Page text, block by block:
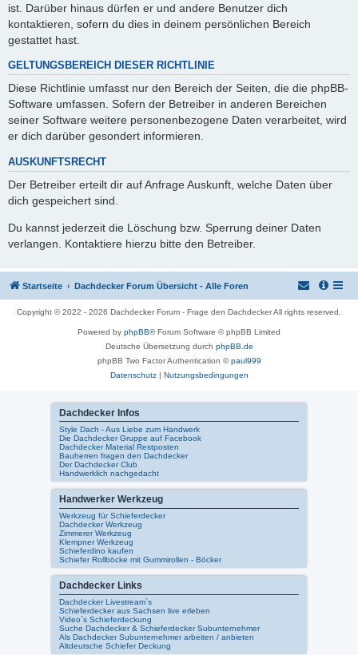
ist. Darüber hinaus dürfen er und andere Benutzer dich
kontaktieren, sofern du dies in deinem persönlichen Bereich
gestattet hast.
GELTUNGSBEREICH DIESER RICHTLINIE
Diese Richtlinie umfasst nur den Bereich der Seiten, die die phpBB-
Software umfassen. Sofern der Betreiber in anderen Bereichen
seiner Software weitere personenbezogene Daten verarbeitet, wird
er dich darüber gesondert informieren.
AUSKUNFTSRECHT
Der Betreiber erteilt dir auf Anfrage Auskunft, welche Daten über
dich gespeichert sind.
Du kannst jederzeit die Löschung bzw. Sperrung deiner Daten
verlangen. Kontaktiere hierzu bitte den Betreiber.
Startseite Dachdecker Forum Übersicht - Alle Foren
Copyright © 2022 - 2026 Dachdecker Forum - Frage den Dachdecker All rights reserved.
Powered by phpBB® Forum Software © phpBB Limited
Deutsche Übersetzung durch phpBB.de
phpBB Two Factor Authentication ©paul999
Datenschutz| Nutzungsbedingungen
Dachdecker Infos
Style Dach - Aus Liebe zum Handwerk
Die Dachdecker Gruppe auf Facebook
Dachdecker Material Restposten
Bauherren fragen den Dachdecker
Der Dachdecker Club
Handwerklich nachgedacht
Handwerker Werkzeug
Werkzeug für Schieferdecker
Dachdecker Werkzeug
Zimmerer Werkzeug
Klempner Werkzeug
Schieferdino kaufen
Schiefer Rollböcke mit Gummirollen - Böcker
Dachdecker Links
Dachdecker Livestream`s
Schieferdecker aus Sachsen live erleben
Video`s Schieferdeckung
Suche Dachdecker & Schieferdecker Subunternehmer
Als Dachdecker Subunternehmer arbeiten / anbieten
Altdeutsche Schiefer Deckung